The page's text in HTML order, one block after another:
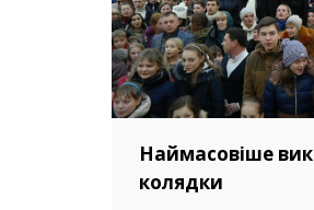
Наймасовіше
колядки